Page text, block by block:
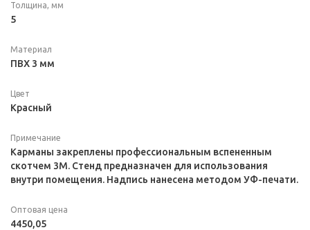
Толщина, мм
5
Материал
ПВХ 3 мм
Цвет
Красный
Примечание
Карманы закреплены профессиональным вспененным
скотчем 3M. Стенд предназначен для использования
внутри помещения. Надпись нанесена методом УФ-печати.
Оптовая цена
4450,05